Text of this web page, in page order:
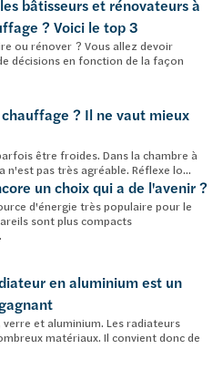
bâtisseurs et rénovateurs à
? Voici le top 3
ou rénover ? Vous allez devoir
décisions en fonction de la façon
? Il ne vaut mieux
être froides. Dans la chambre à
n'est pas très agréable. Réflexe lo...
un choix qui a de l'avenir ?
d'énergie très populaire pour le
sont plus compacts
en aluminium est un
et aluminium. Les radiateurs
matériaux. Il convient donc de